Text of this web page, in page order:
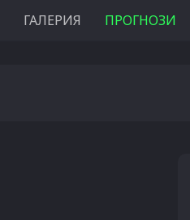
ГАЛЕРИЯ ПРОГНОЗИ